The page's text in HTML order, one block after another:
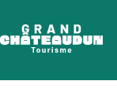
contenu